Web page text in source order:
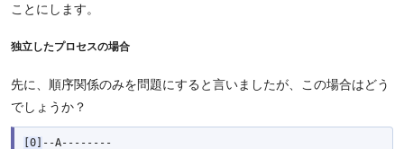
ことにします。
独立したプロセスの場合
先に、順序関係のみを問題にすると言いましたが、この場合はどう
でしょうか？
[0] --A--------